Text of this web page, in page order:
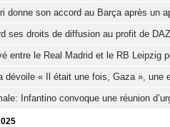
donne son accord au Barça après un
ses droits de diffusion au profit de
entre le Real Madrid et le RB Leipzig
dévoile « Il était une fois, Gaza », une
Infantino convoque une réunion